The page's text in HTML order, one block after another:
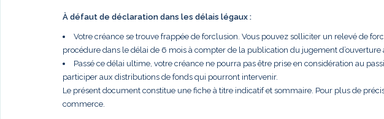
À défaut de déclaration dans les délais légaux :
Votre créance se trouve frappée de forclusion. Vous pouvez solliciter un relevé de
procédure dans le délai de 6 mois à compter de la publication du jugement d’ouverture
Passé ce délai ultime, votre créance ne pourra pas être prise en considération au
participer aux distributions de fonds qui pourront intervenir.
Le présent document constitue une fiche à titre indicatif et sommaire. Pour plus de
commerce.